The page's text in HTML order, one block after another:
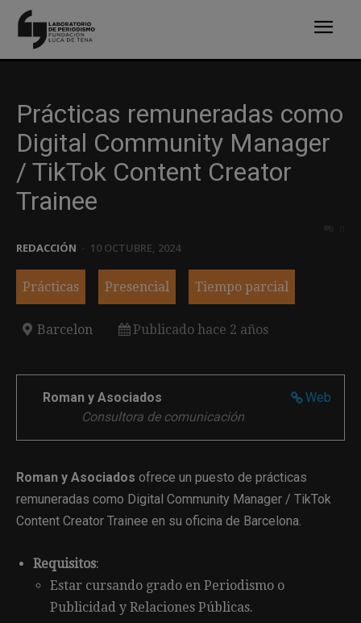
Prácticas remuneradas como
Digital Community Manager
/ TikTok Content Creator
Trainee
REDACCIÓN 10 OCTUBRE, 2024
Prácticas Presencial Tiempo parcial
Barcelon Publicado hace 2 años
Web
Roman y Asociados
Consultora de comunicación
Roman y Asociados ofrece un puesto de prácticas
remuneradas como Digital Community Manager / TikTok
Content Creator Trainee en su oficina de Barcelona.
Requisitos:
Estar cursando grado en Periodismo o
Publicidad y Relaciones Públicas.